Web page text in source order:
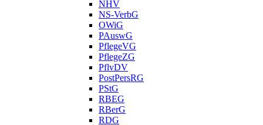
NHV
NS-VerbG
OWiG
PAuswG
PflegeVG
PflegeZG
PflvDV
PostPersRG
PStG
RBEG
RBerG
RDG